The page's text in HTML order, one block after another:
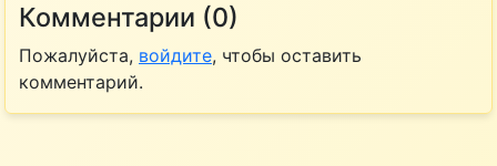
Комментарии (0)
Пожалуйста, войдите, чтобы оставить
комментарий.